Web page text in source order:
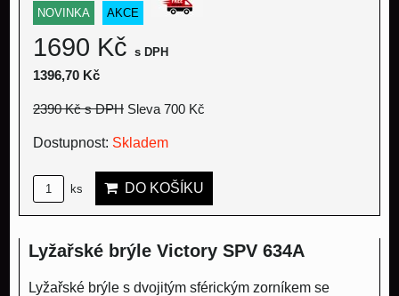
NOVINKA AKCE
1690 Kč s DPH
1396,70 Kč
2390 Kčs DPH Sleva 700 Kč
Dostupnost: Skladem
ks DO KOŠÍKU
Lyžařské brýle Victory SPV 634A
Lyžařské brýle s dvojitým sférickým zorníkem se